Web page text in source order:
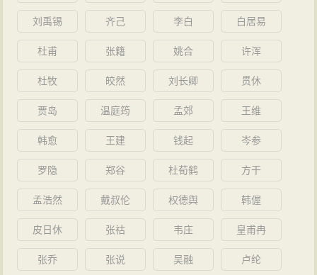
刘禹锡 齐己 李白 白居易
杜甫 张籍 姚合 许浑
杜牧 皎然 刘长卿 贯休
贾岛 温庭筠 孟郊 王维
韩愈 王建 钱起 岑参
罗隐 郑谷 杜荀鹤 方干
孟浩然 戴叔伦 权德舆 韩偓
皮日休 张祜 韦庄 皇甫冉
张乔 张说 吴融 卢纶